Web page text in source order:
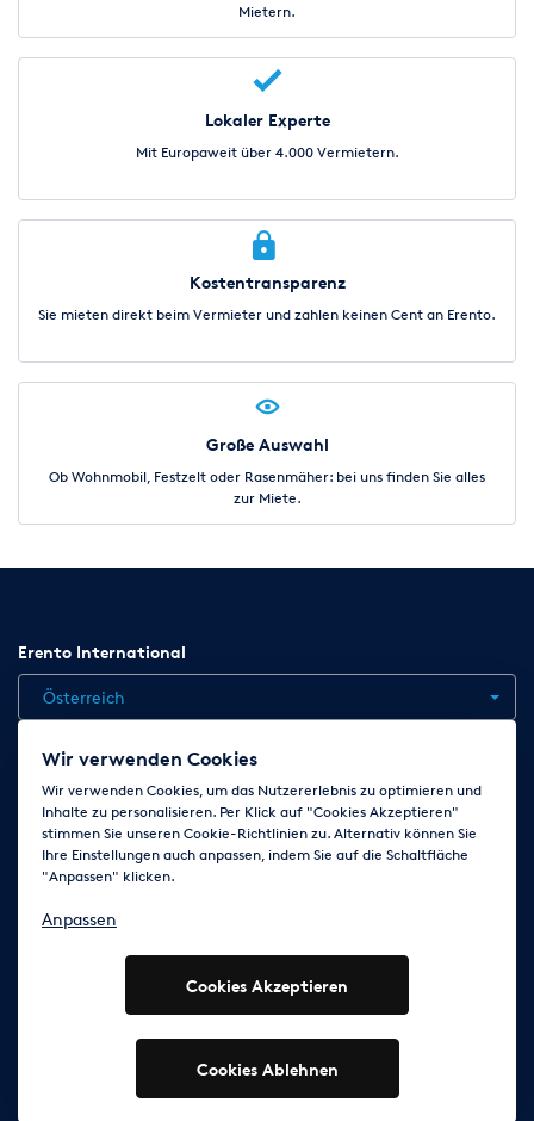
Mietern.
Lokaler Experte
Mit Europaweit über 4.000 Vermietern.
Kostentransparenz
Sie mieten direkt beim Vermieter und zahlen keinen Cent an Erento.
Große Auswahl
Ob Wohnmobil, Festzelt oder Rasenmäher: bei uns finden Sie alles
zur Miete.
Erento International
Österreich
AGB
Impressum Cookie-Einstellungen ändern
© 2003 - 2026 Erento GmbH - Alle Rechte vorbehalten
Ausgewiesene Marken gehören den jeweiligen Eigentümern.
Wir verwenden Cookies
Wir verwenden Cookies, um das Nutzererlebnis zu optimieren und
Inhalte zu personalisieren. Per Klick auf "Cookies Akzeptieren"
stimmen Sie unseren Cookie-Richtlinien zu. Alternativ können Sie
Ihre Einstellungen auch anpassen, indem Sie auf die Schaltfläche
"Anpassen" klicken.
Anpassen
Cookies Akzeptieren
Cookies Ablehnen